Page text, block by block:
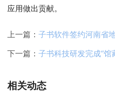
应用做出贡献。
上一篇： 子书软件签约河南省地质矿产勘查开发
下一篇： 子书科技研发完成“馆藏电子存档数
相关动态